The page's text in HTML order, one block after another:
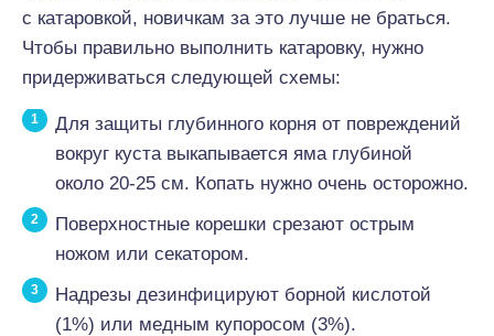
с катаровкой, новичкам за это лучше не браться.
Чтобы правильно выполнить катаровку, нужно
придерживаться следующей схемы:
Для защиты глубинного корня от повреждений
вокруг куста выкапывается яма глубиной
около 20-25 см. Копать нужно очень осторожно.
Поверхностные корешки срезают острым
ножом или секатором.
Надрезы дезинфицируют борной кислотой
(1%) или медным купоросом (3%).